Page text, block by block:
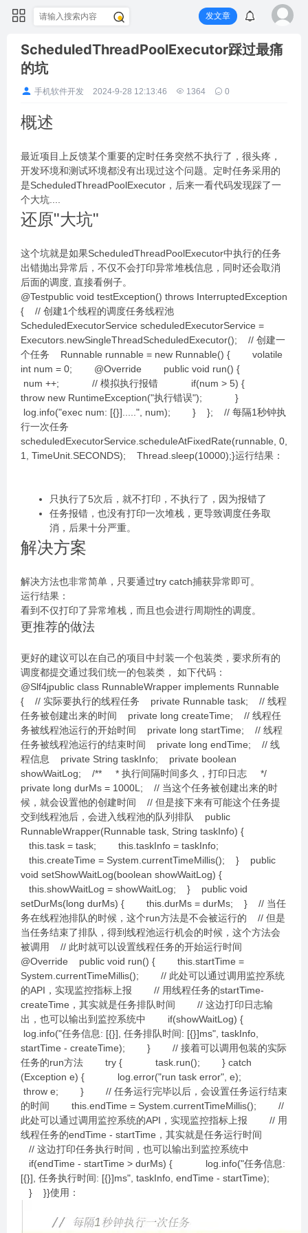
发文章
ScheduledThreadPoolExecutor踩过最痛
的坑
手机软件开发 2024-9-28 12:13:46 1364 0
概述
最近项目上反馈某个重要的定时任务突然不执行了，很头疼，
开发环境和测试环境都没有出现过这个问题。定时任务采用的
是ScheduledThreadPoolExecutor，后来一看代码发现踩了一
个大坑....
还原"大坑"
这个坑就是如果ScheduledThreadPoolExecutor中执行的任务
出错抛出异常后，不仅不会打印异常堆栈信息，同时还会取消
后面的调度, 直接看例子。
@Testpublic void testException() throws InterruptedException
{ // 创建1个线程的调度任务线程池
ScheduledExecutorService scheduledExecutorService =
Executors.newSingleThreadScheduledExecutor(); // 创建一
个任务 Runnable runnable = new Runnable() { volatile
int num = 0; @Override public void run() {
num ++; // 模拟执行报错 if(num > 5) {
throw new RuntimeException("执行错误"); }
log.info("exec num: [{}].....", num); } }; // 每隔1秒钟执
行一次任务
scheduledExecutorService.scheduleAtFixedRate(runnable, 0,
1, TimeUnit.SECONDS); Thread.sleep(10000);}运行结果：
只执行了5次后，就不打印，不执行了，因为报错了
任务报错，也没有打印一次堆栈，更导致调度任务取
消，后果十分严重。
解决方案
解决方法也非常简单，只要通过try catch捕获异常即可。
运行结果：
看到不仅打印了异常堆栈，而且也会进行周期性的调度。
更推荐的做法
更好的建议可以在自己的项目中封装一个包装类，要求所有的
调度都提交通过我们统一的包装类， 如下代码：
@Slf4jpublic class RunnableWrapper implements Runnable
{ // 实际要执行的线程任务 private Runnable task; // 线程
任务被创建出来的时间 private long createTime; // 线程任
务被线程池运行的开始时间 private long startTime; // 线程
任务被线程池运行的结束时间 private long endTime; // 线
程信息 private String taskInfo; private boolean
showWaitLog; /** * 执行间隔时间多久，打印日志 */
private long durMs = 1000L; // 当这个任务被创建出来的时
候，就会设置他的创建时间 // 但是接下来有可能这个任务提
交到线程池后，会进入线程池的队列排队 public
RunnableWrapper(Runnable task, String taskInfo) {
this.task = task; this.taskInfo = taskInfo;
this.createTime = System.currentTimeMillis(); } public
void setShowWaitLog(boolean showWaitLog) {
this.showWaitLog = showWaitLog; } public void
setDurMs(long durMs) { this.durMs = durMs; } // 当任
务在线程池排队的时候，这个run方法是不会被运行的 // 但是
当任务结束了排队，得到线程池运行机会的时候，这个方法会
被调用 // 此时就可以设置线程任务的开始运行时间
@Override public void run() { this.startTime =
System.currentTimeMillis(); // 此处可以通过调用监控系统
的API，实现监控指标上报 // 用线程任务的startTime-
createTime，其实就是任务排队时间 // 这边打印日志输
出，也可以输出到监控系统中 if(showWaitLog) {
log.info("任务信息: [{}], 任务排队时间: [{}]ms", taskInfo,
startTime - createTime); } // 接着可以调用包装的实际
任务的run方法 try { task.run(); } catch
(Exception e) { log.error("run task error", e);
throw e; } // 任务运行完毕以后，会设置任务运行结束
的时间 this.endTime = System.currentTimeMillis(); //
此处可以通过调用监控系统的API，实现监控指标上报 // 用
线程任务的endTime - startTime，其实就是任务运行时间
// 这边打印任务执行时间，也可以输出到监控系统中
if(endTime - startTime > durMs) { log.info("任务信息:
[{}], 任务执行时间: [{}]ms", taskInfo, endTime - startTime);
} }}使用：